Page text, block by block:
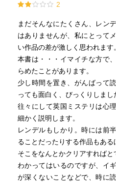
地味で平凡な女性に、こんな
夫人の過去を探っていくウェク
ウェクスフォード警部らしい
に知っていくことに。
シンプルで読みやすい方だと思
にさすがの鋭さがありますね。
1950年代の話などが出てくる
っくりして、発表年を確かめま
作者は1930年生まれ。という
2
まだそんなにたくさん、レン
はありませんが、私にとって
い作品の差が激しく思われます。
本書は・・・イマイチな方で
らめたことがあります。
少し時間を置き、がんばって
っても面白く、びっくりしまし
往々にして英国ミステリは心
細かく説明します。
レンデルもしかり。時には前
ることだったりする作品もある
そこをなんとかクリアすればと
わかってはいるのですが、イ
が深くないことなどで、時に